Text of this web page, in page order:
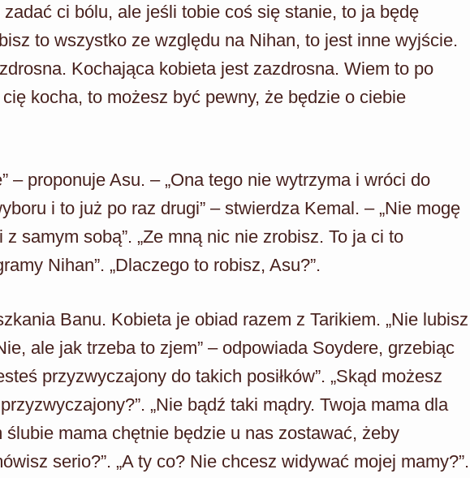
ci bólu, ale jeśli tobie coś się stanie, to ja będę
to wszystko ze względu na Nihan, to jest inne wyjście.
Kochająca kobieta jest zazdrosna. Wiem to po
kocha, to możesz być pewny, że będzie o ciebie
– proponuje Asu. – „Ona tego nie wytrzyma i wróci do
i to już po raz drugi” – stwierdza Kemal. – „Nie mogę
samym sobą”. „Ze mną nic nie zrobisz. To ja ci to
Nihan”. „Dlaczego to robisz, Asu?”.
Banu. Kobieta je obiad razem z Tarikiem. „Nie lubisz
ale jak trzeba to zjem” – odpowiada Soydere, grzebiąc
przyzwyczajony do takich posiłków”. „Skąd możesz
„Nie bądź taki mądry. Twoja mama dla
ślubie mama chętnie będzie u nas zostawać, żeby
serio?”. „A ty co? Nie chcesz widywać mojej mamy?”.